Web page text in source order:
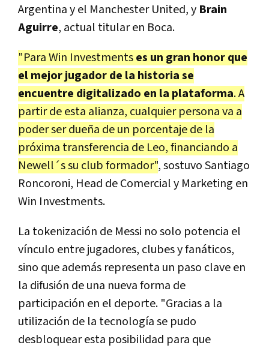
Argentina y el Manchester United, y Brain
Aguirre, actual titular en Boca.
"Para Win Investmentses un gran honor que
el mejor jugador de la historia se
encuentre digitalizado en la plataforma. A
partir de esta alianza, cualquier persona va a
poder ser dueña de un porcentaje de la
próxima transferencia de Leo, financiando a
Newell´s su club formador", sostuvo Santiago
Roncoroni, Head de Comercial y Marketing en
Win Investments.
La tokenización de Messi no solo potencia el
vínculo entre jugadores, clubes y fanáticos,
sino que además representa un paso clave en
la difusión de una nueva forma de
participación en el deporte. "Gracias a la
utilización de la tecnología se pudo
desbloquear esta posibilidad para que